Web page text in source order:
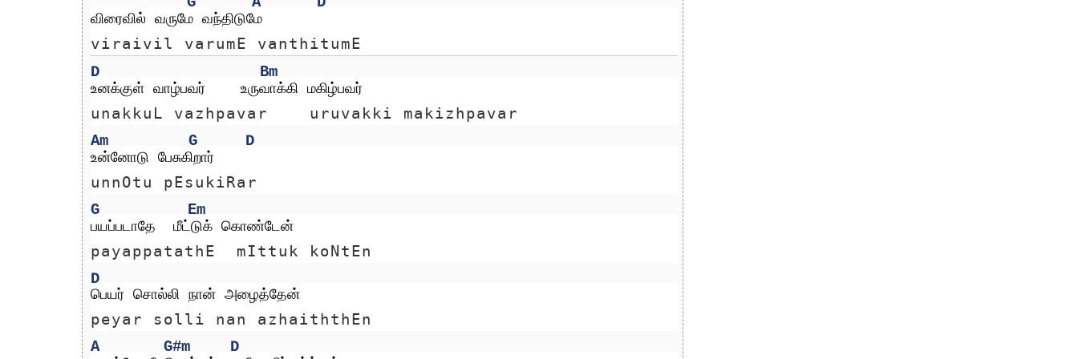
விரைவில் வருமே வந்திடுமே
viraivil varumE vanthitumE
D
Bm
உனக்குள் வாழ்பவர்    உருவாக்கி மகிழ்பவர்
unakkuL vazhpavar    uruvakki makizhpavar
Am
G D
உன்னோடு பேசுகிறார்
unnOtu pEsukiRar
G
Em
பயப்படாதே  மீட்டுக் கொண்டேன்
payappatathE  mIttuk koNtEn
D
பெயர் சொல்லி நான் அழைத்தேன்
peyar solli nan azhaiththEn
A
G#m D